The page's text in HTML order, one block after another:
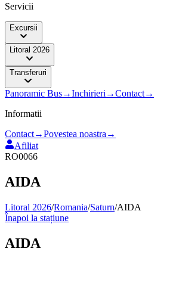
Servicii
Excursii
Litoral 2026
Transferuri
Panoramic Bus→Inchirieri →Contact→
Informatii
Contact→Povestea noastra →
Afiliat
RO0066
AIDA
Litoral 2026/Romania/Saturn/AIDA
Înapoi la stațiune
AIDA